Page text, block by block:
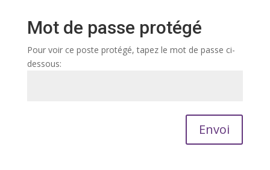
Mot de passe protégé
Pour voir ce poste protégé, tapez le mot de passe ci-
dessous:
Envoi